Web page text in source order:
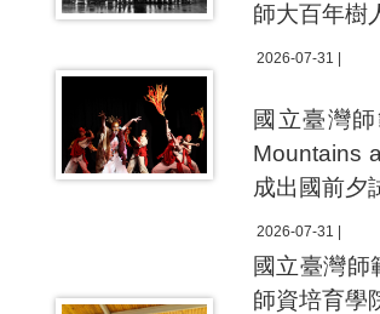
師大百年樹
2026-07-31 |
國立臺灣
Mountains
成出國前夕
2026-07-31 |
國立臺灣
師資培育學